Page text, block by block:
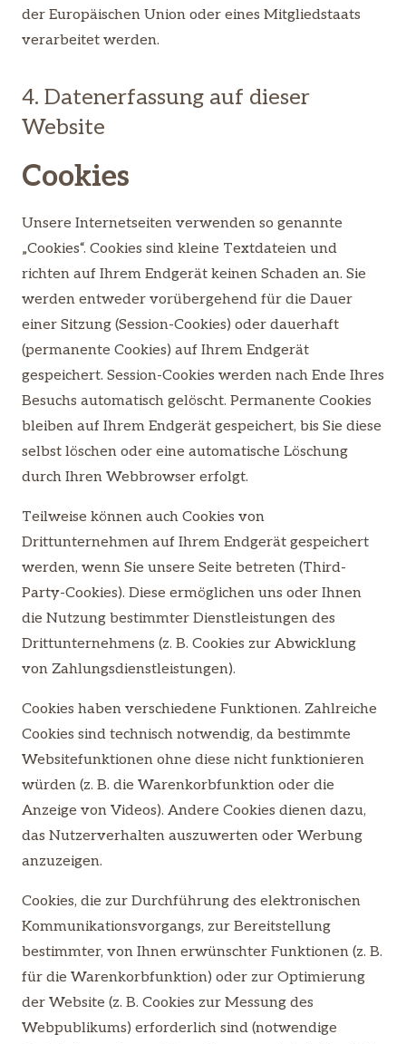
der Europäischen Union oder eines Mitgliedstaats
verarbeitet werden.
4. Datenerfassung auf dieser
Website
Cookies
Unsere Internetseiten verwenden so genannte
„Cookies“. Cookies sind kleine Textdateien und
richten auf Ihrem Endgerät keinen Schaden an. Sie
werden entweder vorübergehend für die Dauer
einer Sitzung (Session-Cookies) oder dauerhaft
(permanente Cookies) auf Ihrem Endgerät
gespeichert. Session-Cookies werden nach Ende Ihres
Besuchs automatisch gelöscht. Permanente Cookies
bleiben auf Ihrem Endgerät gespeichert, bis Sie diese
selbst löschen oder eine automatische Löschung
durch Ihren Webbrowser erfolgt.
Teilweise können auch Cookies von
Drittunternehmen auf Ihrem Endgerät gespeichert
werden, wenn Sie unsere Seite betreten (Third-
Party-Cookies). Diese ermöglichen uns oder Ihnen
die Nutzung bestimmter Dienstleistungen des
Drittunternehmens (z. B. Cookies zur Abwicklung
von Zahlungsdienstleistungen).
Cookies haben verschiedene Funktionen. Zahlreiche
Cookies sind technisch notwendig, da bestimmte
Websitefunktionen ohne diese nicht funktionieren
würden (z. B. die Warenkorbfunktion oder die
Anzeige von Videos). Andere Cookies dienen dazu,
das Nutzerverhalten auszuwerten oder Werbung
anzuzeigen.
Cookies, die zur Durchführung des elektronischen
Kommunikationsvorgangs, zur Bereitstellung
bestimmter, von Ihnen erwünschter Funktionen (z. B.
für die Warenkorbfunktion) oder zur Optimierung
der Website (z. B. Cookies zur Messung des
Webpublikums) erforderlich sind (notwendige